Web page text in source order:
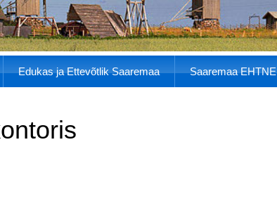
Edukas ja Ettevõtlik Saaremaa Saaremaa EHTNE